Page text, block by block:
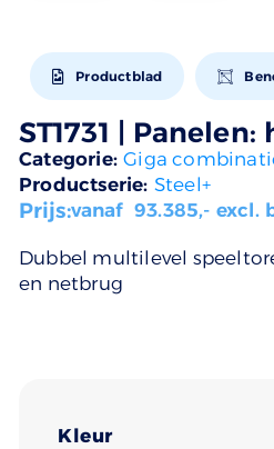
Productblad
ST1731 | Panelen:
Categorie:Giga
Productserie: Steel+
Prijs:vanaf 93.385,- excl.
Dubbel multilevel
en netbrug
Kleur